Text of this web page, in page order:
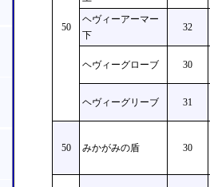
50
ヘヴィーアーマー
下
32
ヘヴィーグローブ 30
ヘヴィーグリーブ 31
50 みかがみの盾 30